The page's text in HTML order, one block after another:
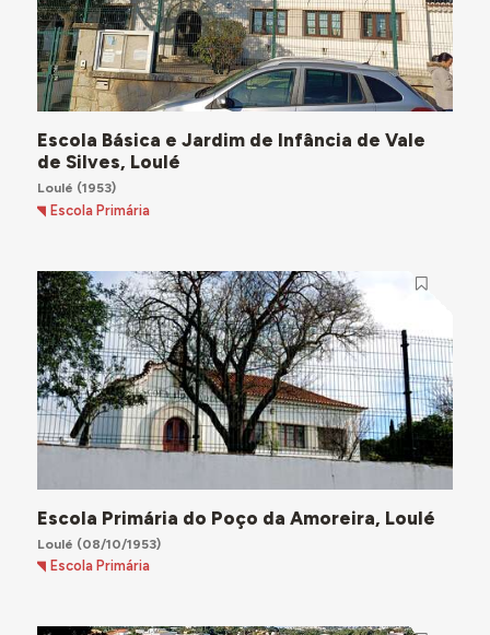
Escola Básica e Jardim de Infância de Vale
de Silves, Loulé
Loulé (1953)
Escola Primária
Escola Primária do Poço da Amoreira, Loulé
Loulé (08/10/1953)
Escola Primária